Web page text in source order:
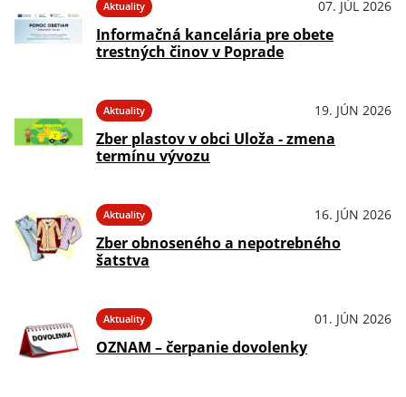
Aktuality 07. JÚL 2026
Informačná kancelária pre obete
trestných činov v Poprade
Aktuality 19. JÚN 2026
Zber plastov v obci Uloža - zmena
termínu vývozu
Aktuality 16. JÚN 2026
Zber obnoseného a nepotrebného
šatstva
Aktuality 01. JÚN 2026
OZNAM – čerpanie dovolenky